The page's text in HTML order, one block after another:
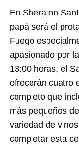
En Sheraton
papá será el
Fuego
apasionado por
13:00 horas, el
ofrecerán cuatro
completo que
más pequeños
variedad de
completar esta